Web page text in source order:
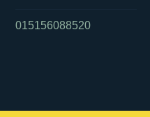
015156088520